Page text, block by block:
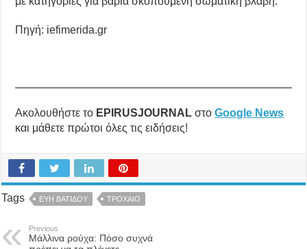
Πηγή: iefimerida.gr
Ακολουθήστε το EPIRUSJOURNAL στοGoogle News
και μάθετε πρώτοι όλες τις ειδήσεις!
Tags ΕΥΗ ΒΑΤΙΔΟΥ ΤΡΟΧΑΙΟ
Previous
Μάλλινα ρούχα: Πόσο συχνά